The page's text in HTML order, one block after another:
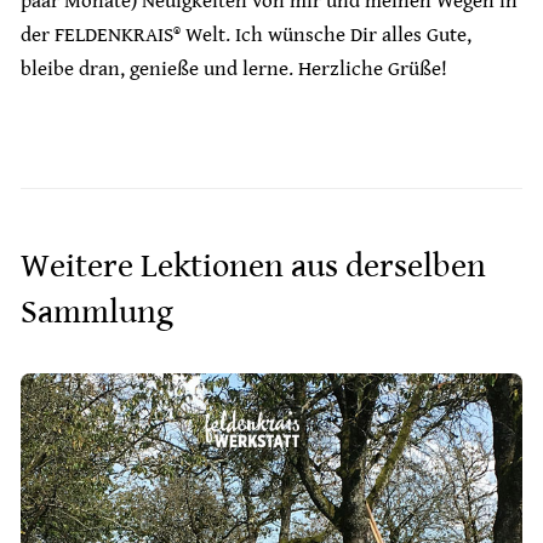
der FELDENKRAIS® Welt. Ich wünsche Dir alles Gute,
bleibe dran, genieße und lerne. Herzliche Grüße!
Weitere Lektionen aus derselben
Sammlung